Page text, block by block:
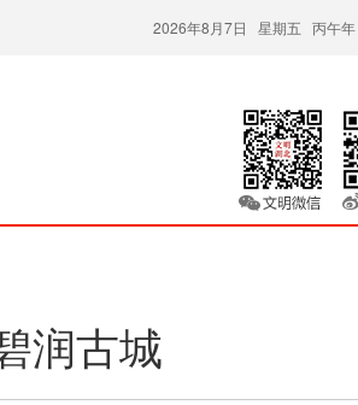
2026年8月7日 星期五 丙午
润古城